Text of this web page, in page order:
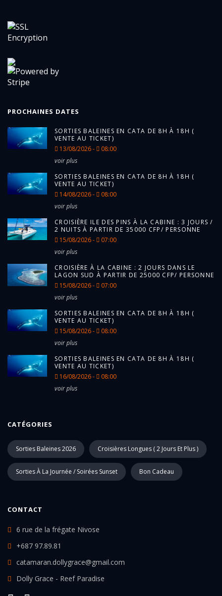
PROCHAINES DATES
SORTIES BALEINES EN CATA DE 8H À 18H (
VENTE AU TICKET)
13/08/2026 -
08:00
voir plus
SORTIES BALEINES EN CATA DE 8H À 18H (
VENTE AU TICKET)
14/08/2026 -
08:00
voir plus
CROISIÈRE ILE DES PINS À LA CABINE : 3 JOURS /
2 NUITS À PARTIR DE 35000 CFP/ PERSONNE
15/08/2026 -
07:00
voir plus
CROISIÈRE À LA CABINE : 2 JOURS DANS LE
LAGON SUD À PARTIR DE 25000 CFP/ PERSONNE
15/08/2026 -
07:00
voir plus
SORTIES BALEINES EN CATA DE 8H À 18H (
VENTE AU TICKET)
15/08/2026 -
08:00
voir plus
SORTIES BALEINES EN CATA DE 8H À 18H (
VENTE AU TICKET)
16/08/2026 -
08:00
voir plus
CATÉGORIES
Sorties Baleines 2026 Croisières Longues ( 2 Jours Et Plus )
Sorties À La Journée / Soirées Sunset Bon Cadeau
CONTACT
6 rue de la frégate Nivose
+687 97.89.81
catamaran.dollygrace@gmail.com
Dolly Grace - Reef Paradise